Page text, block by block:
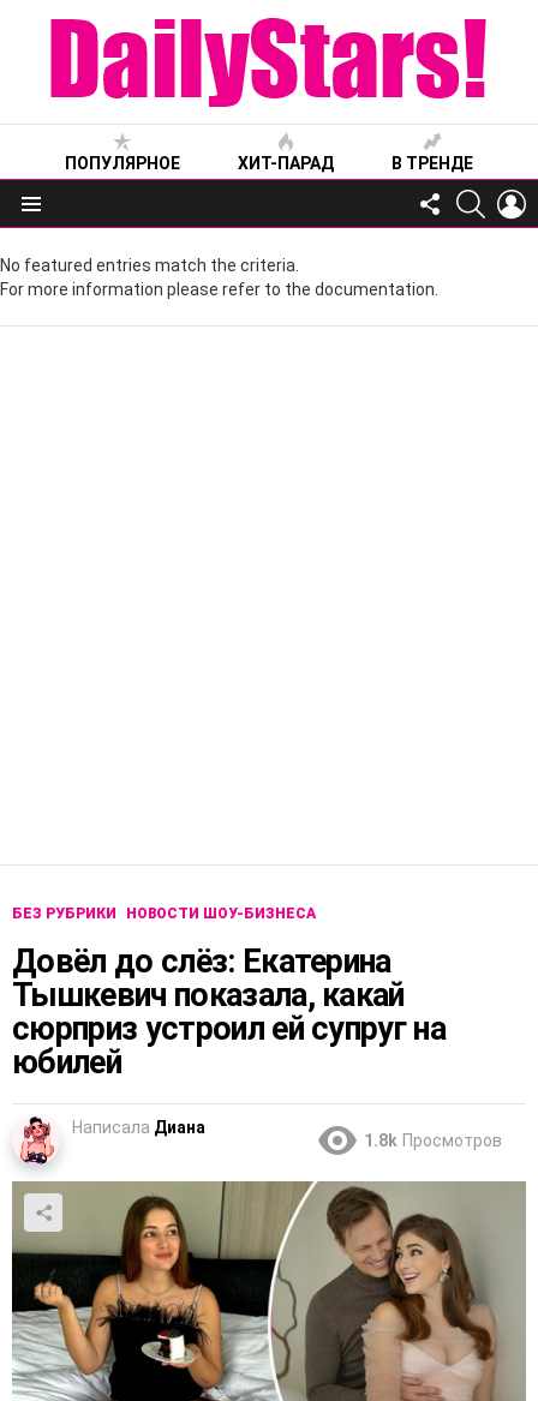
ПОПУЛЯРНОЕ ХИТ-ПАРАД В ТРЕНДЕ
Меню
FOLLOW
US
No featured entries match the criteria.
For more information please refer to the documentation.
БЕЗ РУБРИКИ НОВОСТИ ШОУ-БИЗНЕСА
Довёл до слёз: Екатерина
Тышкевич показала, какай
сюрприз устроил ей супруг на
юбилей
Написала Диана
1.8k Просмотров